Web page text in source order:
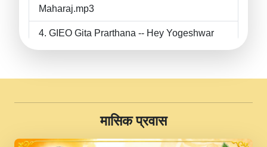
Maharaj.mp3
GIEO Gita Prarthana -- Hey Yogeshwar
II Swami Gyananand Ji Maharaj.mp3
JINU SATGURU AAP BULAVE by Rasik
Pawan ji 20-11-19 Sankirtan At VEER JI
​मासिक प्रवास